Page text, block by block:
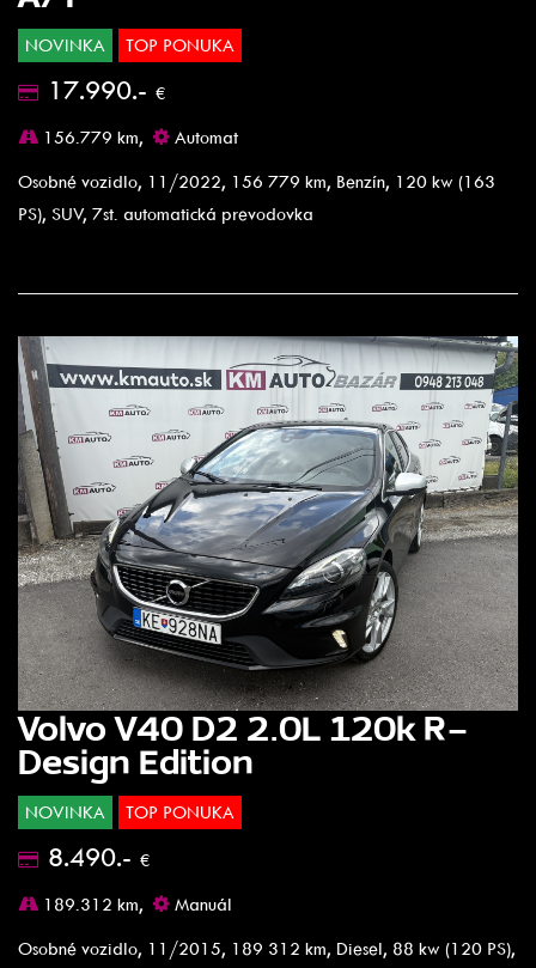
NOVINKA TOP PONUKA
17.990.- €
156.779 km,
Automat
Osobné vozidlo, 11/2022, 156 779 km, Benzín, 120 kw (163
PS), SUV, 7st. automatická prevodovka
Volvo V40 D2 2.0L 120k R-
Design Edition
NOVINKA TOP PONUKA
8.490.- €
189.312 km,
Manuál
Osobné vozidlo, 11/2015, 189 312 km, Diesel, 88 kw (120 PS),